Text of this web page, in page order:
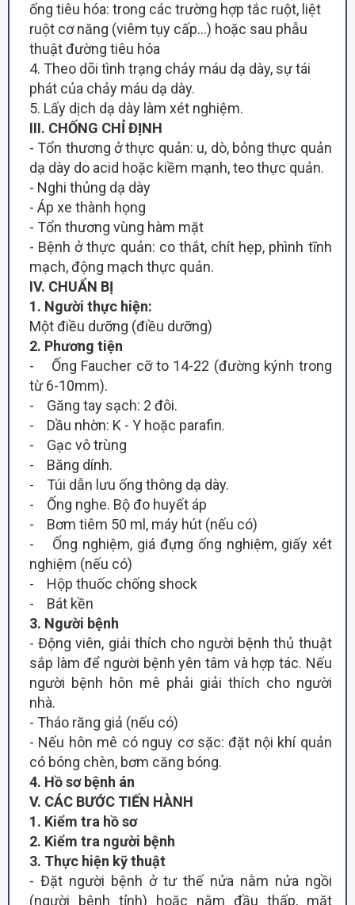
ống tiêu hóa: trong các trường hợp tắc ruột, liệt
ruột cơ năng (viêm tụy cấp…) hoặc sau phẫu
thuật đường tiêu hóa
4. Theo dõi tình trạng chảy máu dạ dày, sự tái
phát của chảy máu dạ dày.
5. Lấy dịch dạ dày làm xét nghiệm.
III. CHỐNG CHỈ ĐỊNH
- Tổn thương ở thực quản: u, dò, bỏng thực quản
dạ dày do acid hoặc kiềm mạnh, teo thực quản.
- Nghi thủng dạ dày
- Áp xe thành họng
- Tổn thương vùng hàm mặt
- Bệnh ở thực quản: co thắt, chít hẹp, phình tĩnh
mạch, động mạch thực quản.
IV. CHUẨN BỊ
1. Người thực hiện:
Một điều dưỡng (điều dưỡng)
2. Phương tiện
- Ống Faucher cỡ to 14-22 (đường kýnh trong
từ 6-10mm).
- Găng tay sạch: 2 đôi.
- Dầu nhờn: K - Y hoặc parafin.
- Gạc vô trùng
- Băng dính.
- Túi dẫn lưu ống thông dạ dày.
- Ống nghe. Bộ đo huyết áp
- Bơm tiêm 50 ml, máy hút (nếu có)
- Ống nghiệm, giá đựng ống nghiệm, giấy xét
nghiệm (nếu có)
- Hộp thuốc chống shock
- Bát kền
3. Người bệnh
- Động viên, giải thích cho người bệnh thủ thuật
sắp làm để người bệnh yên tâm và hợp tác. Nếu
người bệnh hôn mê phải giải thích cho người
nhà.
- Tháo răng giả (nếu có)
- Nếu hôn mê có nguy cơ sặc: đặt nội khí quản
có bóng chèn, bơm căng bóng.
4. Hồ sơ bệnh án
V. CÁC BƯỚC TIẾN HÀNH
1. Kiểm tra hồ sơ
2. Kiểm tra người bệnh
3. Thực hiện kỹ thuật
- Đặt người bệnh ở tư thế nửa nằm nửa ngồi
(người bệnh tỉnh) hoặc nằm đầu thấp, mặt